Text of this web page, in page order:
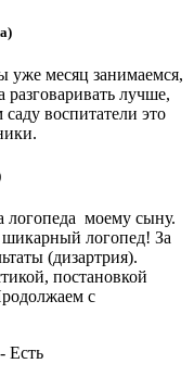
уже месяц занимаемся,
разговаривать лучше,
воспитатели это
логопеда моему сыну.
логопед! За
(дизартрия).
постановкой
с
Есть